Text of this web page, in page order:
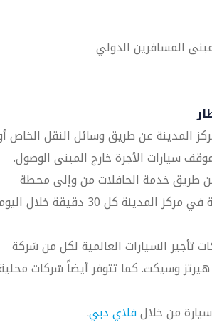
المسافرين الدولي
المدينة عن طريق وسائل النقل الخاص
سيارات الأجرة خارج المبنى الوصول.
طريق خدمة الحافلات من وإلى محطة
كل 30 دقيقة خلال اليوم.
تأجير السيارات العالمية لكل من شركة
هيرتز وسيكت. كما تتوفر أيضاً شركات
من خلالفلاي دبي.